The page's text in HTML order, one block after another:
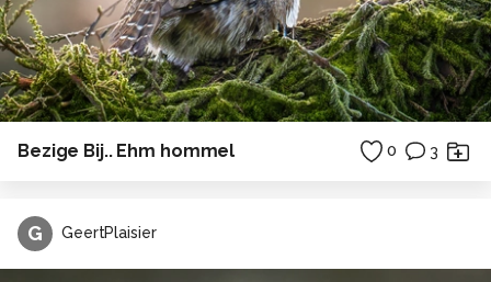
Bezige Bij.. Ehm hommel 0 3
G GeertPlaisier